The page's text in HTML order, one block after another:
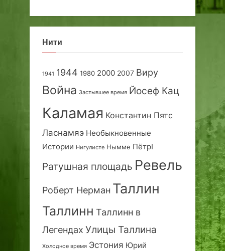
Нити
1941 1944 1980 2000 2007 Виру
Война Застывшее время Йосеф Кац
Каламая Константин Пятс
Ласнамяэ Необыкновенные
Истории Нигулисте Нымме ПётрI
Ратушная площадь Ревель
Роберт Нерман Таллин
Таллинн Таллинн в
Легендах Улицы Таллина
Холодное время Эстония Юрий